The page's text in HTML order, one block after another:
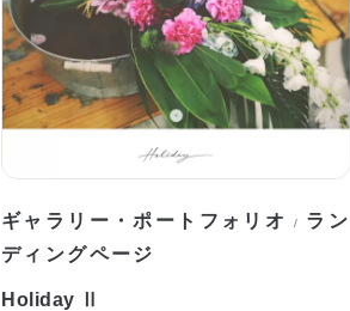
ギャラリー・ポートフォリオ / ラン
ディングページ
Holiday Ⅱ